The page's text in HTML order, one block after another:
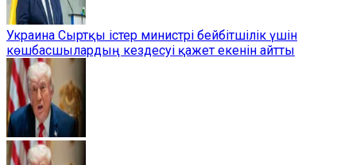
Украина Сыртқы істер министрі бейбітшілік үшін
көшбасшылардың кездесуі қажет екенін айтты